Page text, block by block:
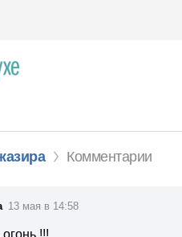
Комментарии
13 мая в 14:58
!!!